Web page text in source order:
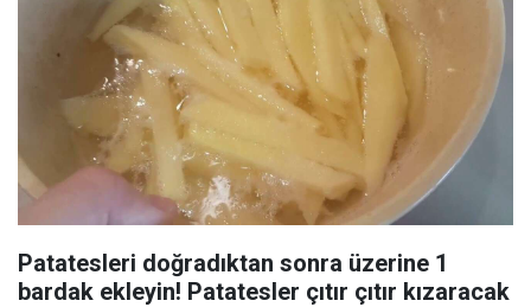
Patatesleri doğradıktan sonra üzerine 1
bardak ekleyin! Patatesler çıtır çıtır kızaracak